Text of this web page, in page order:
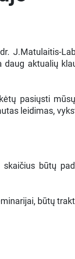
J.Matulaitis-
aktualių
pasiųsti
leidimas,
būtų
būtų